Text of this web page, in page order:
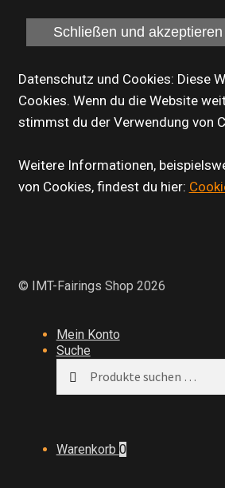
Datenschutz und Cookies: Diese
Cookies. Wenn du die Website
stimmst du der Verwendung von
Weitere Informationen,
von Cookies, findest du hier:
© IMT-Fairings Shop 2026
Mein Konto
Suche
nach:
Warenkorb 0